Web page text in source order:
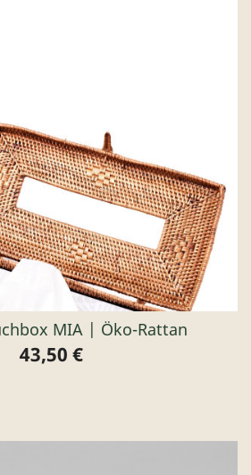
MIA | Öko-Rattan
Preis
43,50 €